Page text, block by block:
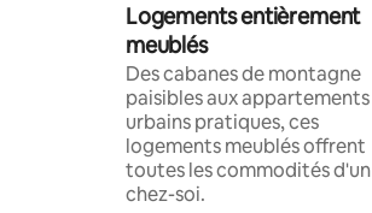
Logements entièrement
meublés
Des cabanes de montagne
paisibles aux appartements
urbains pratiques, ces
logements meublés offrent
toutes les commodités d'un
chez-soi.